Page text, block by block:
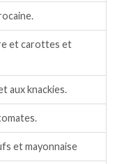
et carottes et
aux knackies.
et mayonnaise